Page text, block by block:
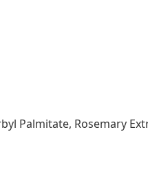
Palmitate, Rosemary